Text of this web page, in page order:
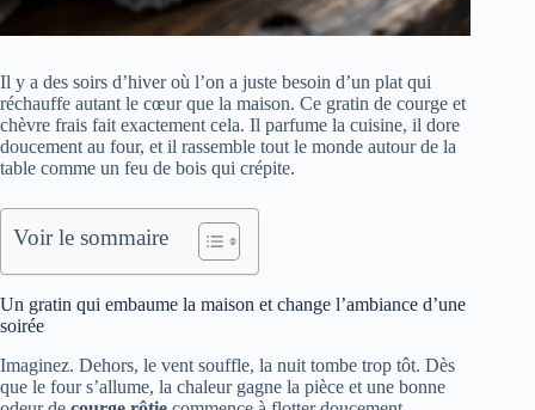
Il y a des soirs d’hiver où l’on a juste besoin d’un plat qui
réchauffe autant le cœur que la maison. Ce gratin de courge et
chèvre frais fait exactement cela. Il parfume la cuisine, il dore
doucement au four, et il rassemble tout le monde autour de la
table comme un feu de bois qui crépite.
Voir le sommaire
Un gratin qui embaume la maison et change l’ambiance d’une
soirée
Imaginez. Dehors, le vent souffle, la nuit tombe trop tôt. Dès
que le four s’allume, la chaleur gagne la pièce et une bonne